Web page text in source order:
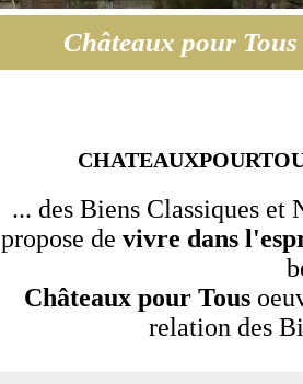
Châteaux pour Tous
... des Biens Classiques
propose de vivre dans
Châteaux pour Tous
relation des